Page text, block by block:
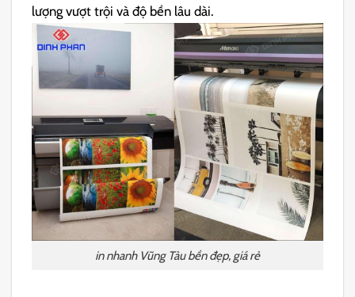
lượng vượt trội và độ bền lâu dài.
in nhanh Vũng Tàu bền đẹp, giá rẻ